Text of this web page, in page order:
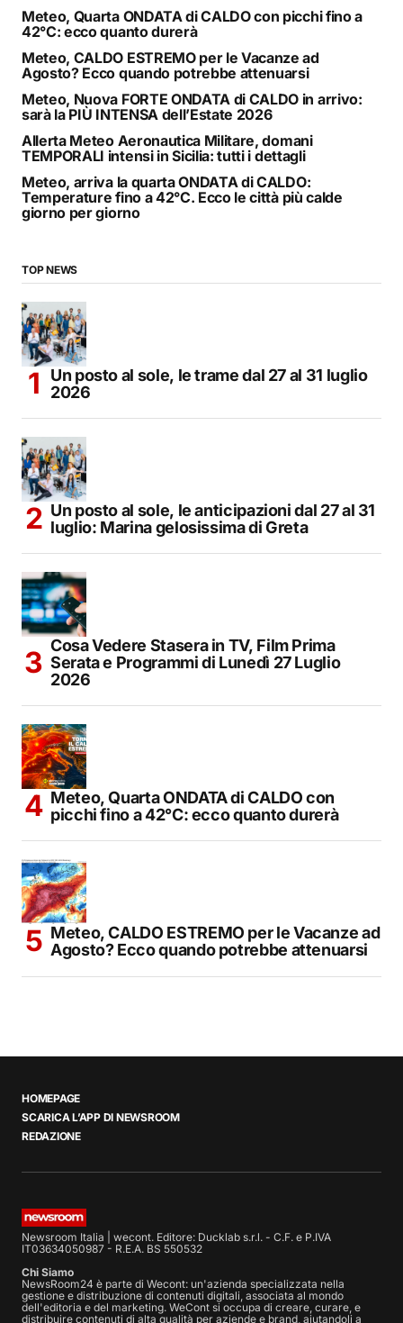
Meteo, Quarta ONDATA di CALDO con picchi fino a
42°C: ecco quanto durerà
Meteo, CALDO ESTREMO per le Vacanze ad
Agosto? Ecco quando potrebbe attenuarsi
Meteo, Nuova FORTE ONDATA di CALDO in arrivo:
sarà la PIÙ INTENSA dell’Estate 2026
Allerta Meteo Aeronautica Militare, domani
TEMPORALI intensi in Sicilia: tutti i dettagli
Meteo, arriva la quarta ONDATA di CALDO:
Temperature fino a 42°C. Ecco le città più calde
giorno per giorno
TOP NEWS
Un posto al sole, le trame dal 27 al 31 luglio
2026
Un posto al sole, le anticipazioni dal 27 al 31
luglio: Marina gelosissima di Greta
Cosa Vedere Stasera in TV, Film Prima
Serata e Programmi di Lunedì 27 Luglio
2026
Meteo, Quarta ONDATA di CALDO con
picchi fino a 42°C: ecco quanto durerà
Meteo, CALDO ESTREMO per le Vacanze ad
Agosto? Ecco quando potrebbe attenuarsi
HOMEPAGE
SCARICA L’APP DI NEWSROOM
REDAZIONE
Newsroom Italia | wecont. Editore: Ducklab s.r.l. - C.F. e P.IVA
IT03634050987 - R.E.A. BS 550532
Chi Siamo
NewsRoom24 è parte di Wecont: un'azienda specializzata nella
gestione e distribuzione di contenuti digitali, associata al mondo
dell'editoria e del marketing. WeCont si occupa di creare, curare, e
distribuire contenuti di alta qualità per aziende e brand, aiutandoli a